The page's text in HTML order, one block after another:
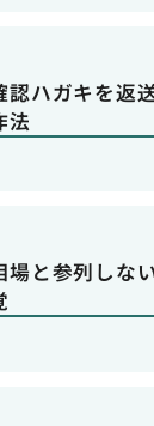
認ハガキを返
法
場と参列しな